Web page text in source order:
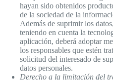
hayan sido obtenidos
de la sociedad de la
Además de suprimir los
teniendo en cuenta la
aplicación, deberá adoptar
los responsables que estén
solicitud del interesado de
datos personales.
Derecho a la limitación del